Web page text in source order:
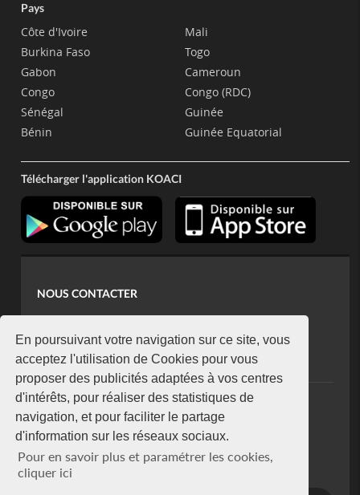
En poursuivant votre navigation sur ce site, vous
acceptez l'utilisation de Cookies pour vous
proposer des publicités adaptées à vos centres
d'intérêts, pour réaliser des statistiques de
navigation, et pour faciliter le partage
d'information sur les réseaux sociaux.
Pour en savoir plus et paramétrer les cookies,
cliquer ici
Pays
Côte d'Ivoire
Burkina Faso
Gabon
Congo
Sénégal
Bénin
Mali
Togo
Cameroun
Congo (RDC)
Guinée
Guinée Equatorial
Télécharger l'application KOACI
NOUS CONTACTER
koaci@yahoo.fr
+225 07 08 85 52 93
NEWSLETTER
Restez connecté via notre newsletter
S'abonner
Se désabonner